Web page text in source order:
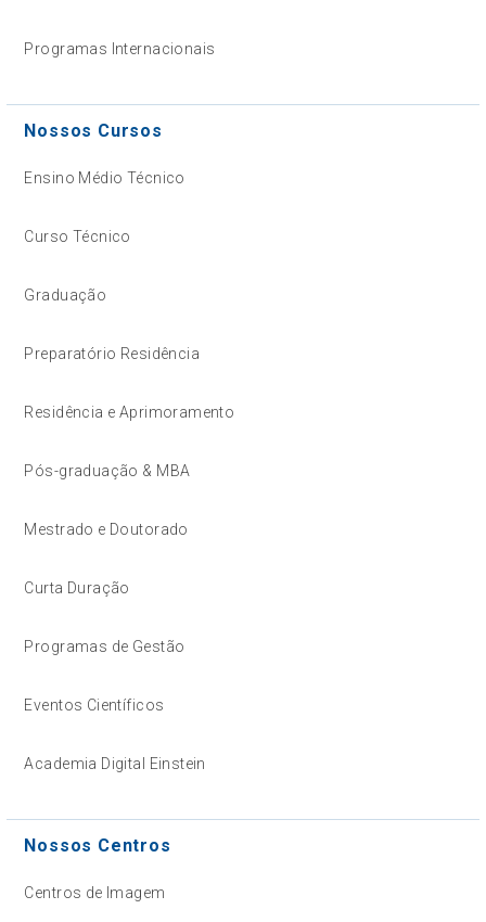
Programas Internacionais
Nossos Cursos
Ensino Médio Técnico
Curso Técnico
Graduação
Preparatório Residência
Residência e Aprimoramento
Pós-graduação & MBA
Mestrado e Doutorado
Curta Duração
Programas de Gestão
Eventos Científicos
Academia Digital Einstein
Nossos Centros
Centros de Imagem